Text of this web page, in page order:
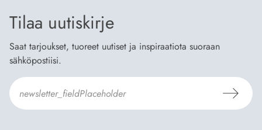
Tilaa uutiskirje
Saat tarjoukset, tuoreet uutiset ja inspiraatiota suoraan
sähköpostiisi.